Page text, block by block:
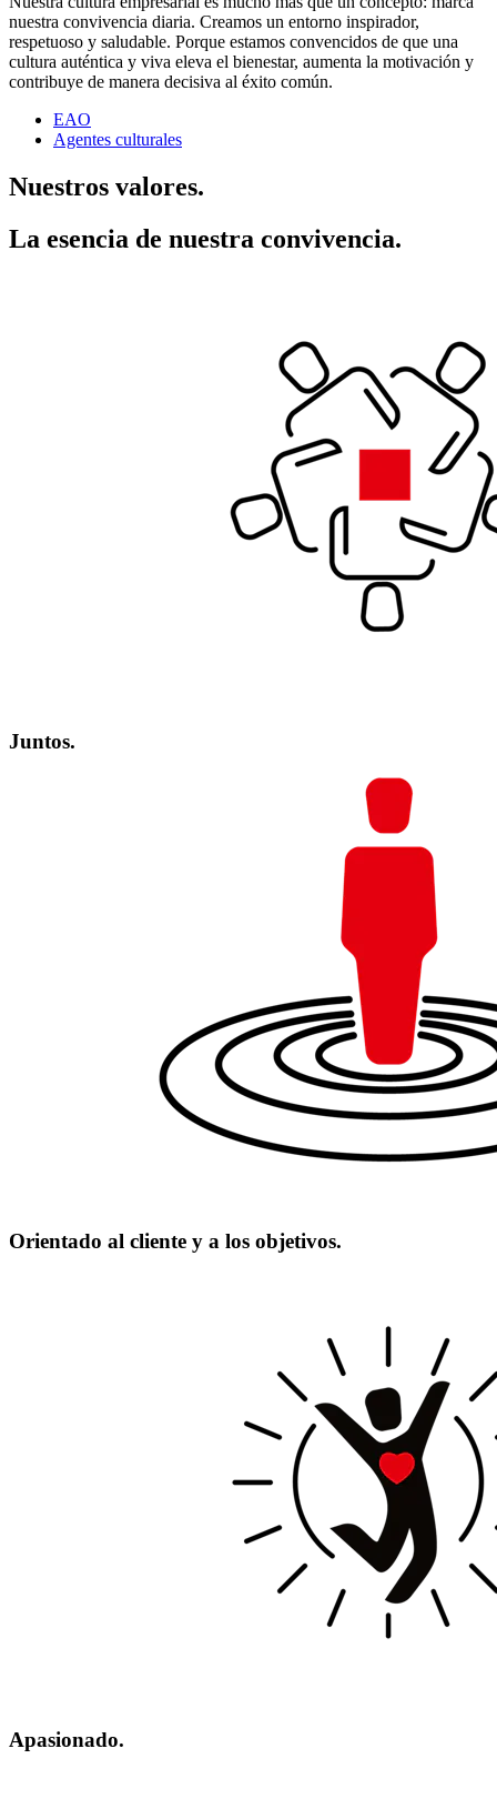
nuestra convivencia diaria. Creamos un entorno inspirador,
respetuoso y saludable. Porque estamos convencidos de que una
cultura auténtica y viva eleva el bienestar, aumenta la motivación y
contribuye de manera decisiva al éxito común.
EAO
Agentes culturales
Nuestros valores.
La esencia de nuestra convivencia.
Juntos.
Orientado al cliente y a los objetivos.
Apasionado.